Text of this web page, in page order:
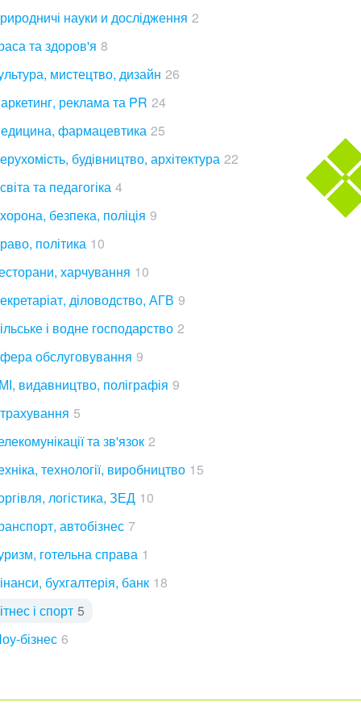
науки и дослідження 2
та здоров'я 8
мистецтво, дизайн 26
реклама та PR 24
фармацевтика 25
будівництво, архітектура 22
та педагогіка 4
безпека, поліція 9
політика 10
харчування 10
діловодство, АГВ 9
і водне господарство 2
обслуговування 9
видавництво, поліграфія 9
5
та зв'язок 2
технології, виробництво 15
логістика, ЗЕД 10
автобізнес 7
готельна справа 1
бухгалтерія, банк 18
і спорт 5
бізнес 6